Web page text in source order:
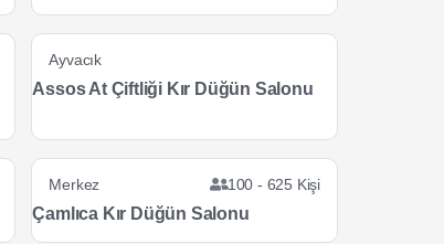
Ayvacık
Assos At Çiftliği Kır Düğün Salonu
Merkez 100 - 625 Kişi
Çamlıca Kır Düğün Salonu